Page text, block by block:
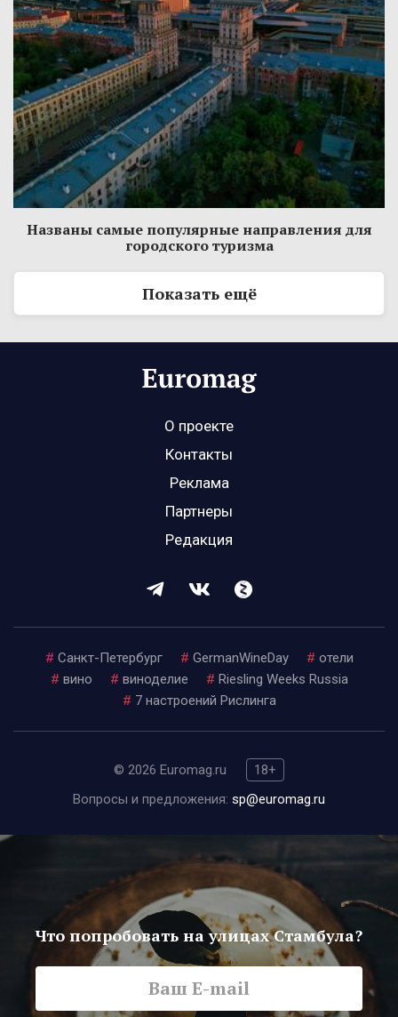
Названы самые популярные направления для
городского туризма
Показать ещё
О проекте
Контакты
Реклама
Партнеры
Редакция
# Санкт-Петербург # GermanWineDay # отели
# вино # виноделие # Riesling Weeks Russia
# 7 настроений Рислинга
© 2026 Euromag.ru
18+
Вопросы и предложения: sp@euromag.ru
Что попробовать на улицах Стамбула?